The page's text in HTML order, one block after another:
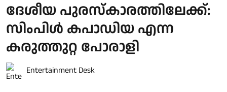
ദേശീയ പുരസ്‌കാരത്തിലേക്ക്:
സിംപിള്‍ കപാഡിയ എന്ന
കരുത്തുറ്റ പോരാളി
Entertainment Desk